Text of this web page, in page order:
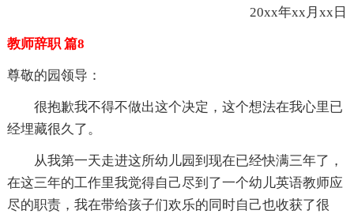
20xx年xx月xx日
教师辞职 篇8
尊敬的园领导：
很抱歉我不得不做出这个决定，这个想法在我心里已
经埋藏很久了。
从我第一天走进这所幼儿园到现在已经快满三年了，
在这三年的工作里我觉得自己尽到了一个幼儿英语教师应
尽的职责，我在带给孩子们欢乐的同时自己也收获了很